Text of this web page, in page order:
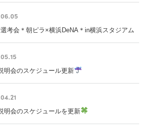
考会＊朝ピラ×横浜DeNA＊in横浜スタジアム
明会のスケジュール更新
明会のスケジュールを更新